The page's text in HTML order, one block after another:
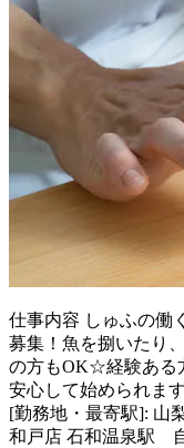
仕事内容 しゅふの働
募集！魚を捌いたり
の方もOK☆経験ある
安心して始められま
[勤務地・最寄駅]: 山
和戸店 石和温泉駅